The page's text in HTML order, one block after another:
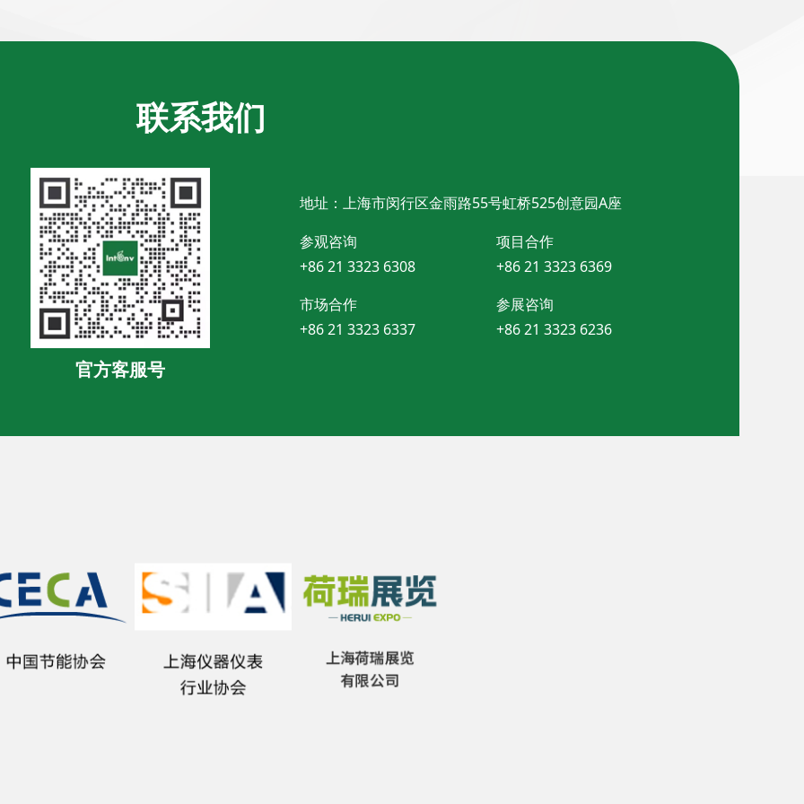
联系我们
官方客服号
地址：上海市闵行区金雨路55号虹桥525创意园A座
参观咨询
+86 21 3323 6308
项目合作
+86 21 3323 6369
市场合作
+86 21 3323 6337
参展咨询
+86 21 3323 6236